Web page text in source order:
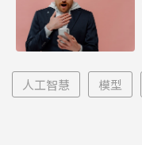
人工智慧 模型